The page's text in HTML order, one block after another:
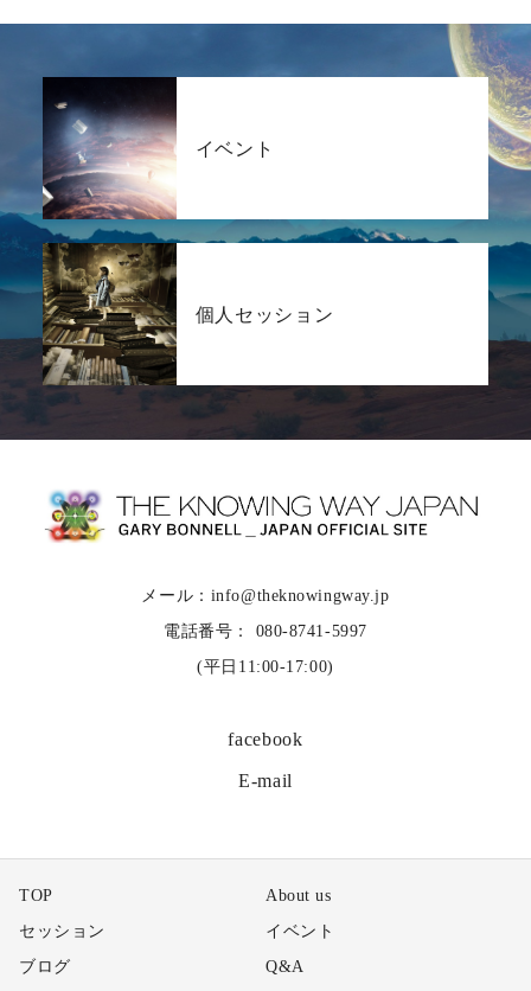
イベント
個人セッション
メール：info@theknowingway.jp
電話番号： 080-8741-5997
(平日11:00-17:00)
facebook
E-mail
TOP
About us
セッション
イベント
ブログ
Q&A